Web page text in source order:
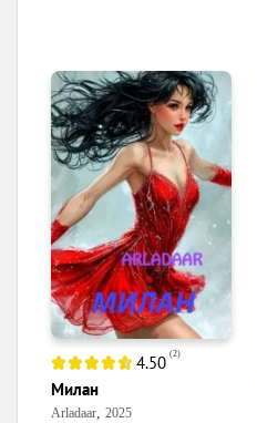
4.50 (2)
Милан
Arladaar, 2025